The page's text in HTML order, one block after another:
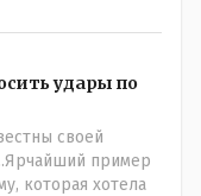
удары по
своей
пример
которая хотела